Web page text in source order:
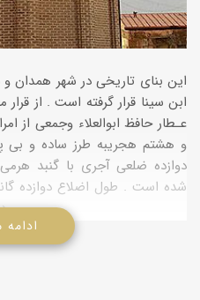
این بنای تاریخی در شهر همدان
ابن سینا قرار گرفته است . از
عـطار حافظ ابوالعلاء وجمعی
و هشتم هجریبه طرز ساده و بی
دوازده ضلعی آجری با گنبد
درون کمی بیش از یک مـتـر اسـت .